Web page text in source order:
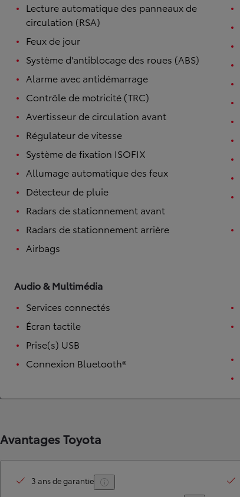
Lecture automatique des panneaux de
circulation (RSA)
Feux de jour
Système d'antiblocage des roues (ABS)
Alarme avec antidémarrage
Contrôle de motricité (TRC)
Avertisseur de circulation avant
Régulateur de vitesse
Système de fixation ISOFIX
Allumage automatique des feux
Détecteur de pluie
Radars de stationnement avant
Radars de stationnement arrière
Airbags
Audio & Multimédia
Services connectés
Écran tactile
Prise(s) USB
Connexion Bluetooth®
Avantages Toyota
3 ans de garantie